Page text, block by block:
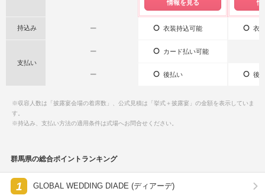
情報を見る
情
持込み ー 衣装持込可能 衣
支払い
ー カード払い可能
ー 後払い 後
※収容人数は「披露宴会場の着席数」、公式見積は「挙式＋披露宴」の金額を表示していま
す。
※持込み、支払い方法の適用条件は式場へお問合せください。
群馬県の総合ポイントランキング
1 GLOBAL WEDDING DIADE (ディアーデ)